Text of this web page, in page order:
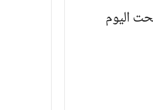
اليوم